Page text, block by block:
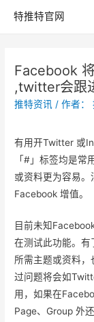
特推特官网
Facebook
,twitter会跟
推特资讯 / 作者：
有用开Twitter 或
「#」标签均是常
或资料更为容易
Facebook 增值。
目前未知
在测试此功能。有
所需主题或资料
过问题将会如
用，如果在
Page、Group 外